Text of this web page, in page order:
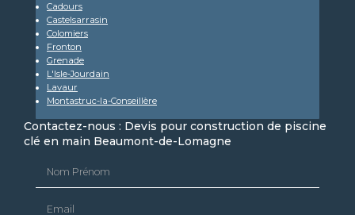
Cadours
Castelsarrasin
Colomiers
Fronton
Grenade
L'Isle-Jourdain
Lavaur
Montastruc-la-Conseillère
Contactez-nous : Devis pour construction de piscine
clé en main Beaumont-de-Lomagne